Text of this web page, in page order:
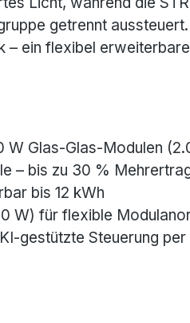
getrennt
ein flexibel
Glas-Glas-Modulen
– bis zu 30 %
bis 12 kWh
W) für flexible
gestützte Steuerung